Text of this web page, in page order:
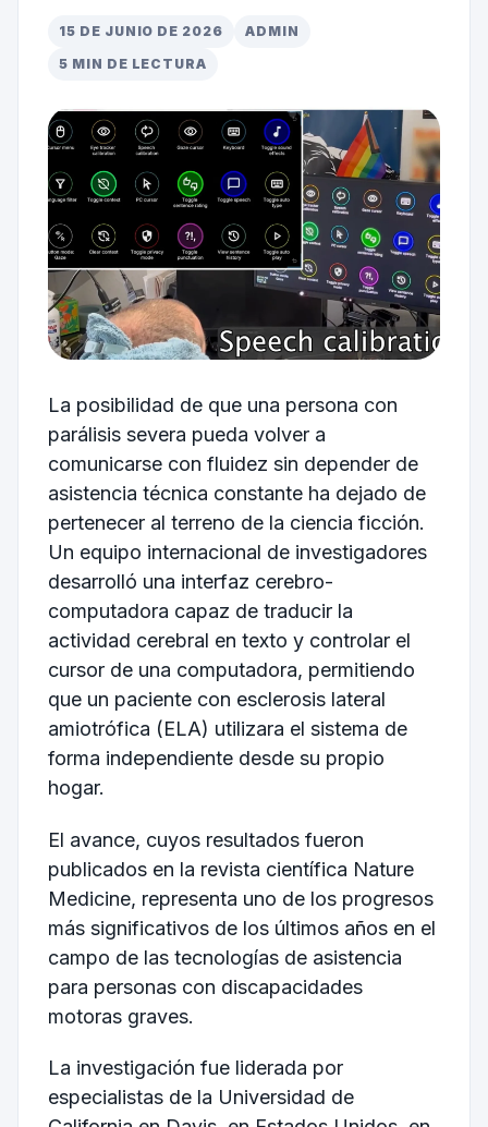
15 DE JUNIO DE 2026
ADMIN
5 MIN DE LECTURA
La posibilidad de que una persona con
parálisis severa pueda volver a
comunicarse con fluidez sin depender de
asistencia técnica constante ha dejado de
pertenecer al terreno de la ciencia ficción.
Un equipo internacional de investigadores
desarrolló una interfaz cerebro-
computadora capaz de traducir la
actividad cerebral en texto y controlar el
cursor de una computadora, permitiendo
que un paciente con esclerosis lateral
amiotrófica (ELA) utilizara el sistema de
forma independiente desde su propio
hogar.
El avance, cuyos resultados fueron
publicados en la revista científica Nature
Medicine, representa uno de los progresos
más significativos de los últimos años en el
campo de las tecnologías de asistencia
para personas con discapacidades
motoras graves.
La investigación fue liderada por
especialistas de la Universidad de